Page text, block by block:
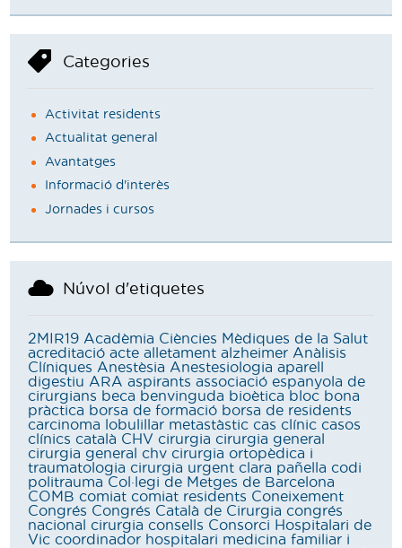
Categories
Activitat residents
Actualitat general
Avantatges
Informació d'interès
Jornades i cursos
Núvol d'etiquetes
2MIR19 Acadèmia Ciències Mèdiques de la Salut
acreditació acte alletament alzheimer Anàlisis
Clíniques Anestèsia Anestesiologia aparell
digestiu ARA aspirants associació espanyola de
cirurgians beca benvinguda bioètica bloc bona
pràctica borsa de formació borsa de residents
carcinoma lobulillar metastàstic cas clínic casos
clínics català CHV cirurgia cirurgia general
cirurgia general chv cirurgia ortopèdica i
traumatologia cirurgia urgent clara pañella codi
politrauma Col·legi de Metges de Barcelona
COMB comiat comiat residents Coneixement
Congrés Congrés Català de Cirurgia congrés
nacional cirurgia consells Consorci Hospitalari de
Vic coordinador hospitalari medicina familiar i